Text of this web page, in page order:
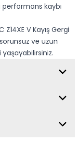
performans kaybı
V Kayış Gergi
ve uzun